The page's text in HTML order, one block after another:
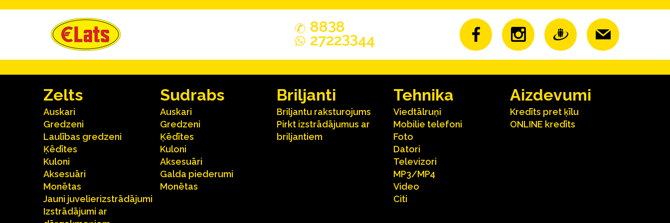
8838
27223344
Zelts
Auskari
Gredzeni
Laulības gredzeni
Ķēdītes
Kuloni
Aksesuāri
Monētas
Jauni juvelierizstrādājumi
Izstrādājumi ar
Sudrabs
Auskari
Gredzeni
Ķēdītes
Kuloni
Aksesuāri
Galda piederumi
Monētas
Briljanti
Briljantu raksturojums
Pirkt izstrādājumus ar
briljantiem
Tehnika
Viedtālruņi
Mobilie telefoni
Foto
Datori
Televizori
MP3/MP4
Video
Citi
Aizdevumi
Kredīts pret ķīlu
ONLINE kredīts